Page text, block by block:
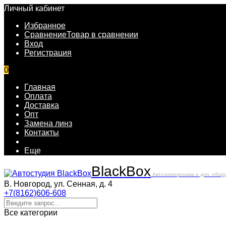
Личный кабинет
Избранное
СравнениеТовар в сравнении
Вход
Регистрация
0
Главная
Оплата
Доставка
Опт
Замена линз
Контакты
Еще
BlackBox Автоэлектроника и доп.
В. Новгород, ул. Сенная, д. 4
+7(8162)606-608
Все категории